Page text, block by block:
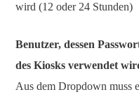
wird (12 oder 24 Stunden)
Benutzer, dessen
des Kiosks verwendet
Aus dem Dropdown muss